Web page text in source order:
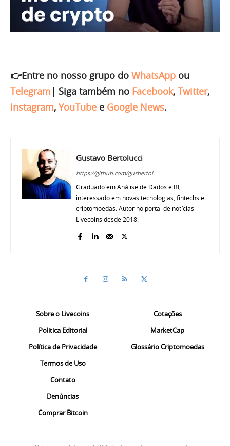
👉Entre no nosso grupo do WhatsApp ou
Telegram | Siga também no Facebook, Twitter,
Instagram, YouTube e Google News.
Gustavo Bertolucci
https://github.com/gusbertol
Graduado em Análise de Dados e BI,
interessado em novas tecnologias, fintechs e
criptomoedas. Autor no portal de notícias
Livecoins desde 2018.
Sobre o Livecoins
Politica Editorial
Política de Privacidade
Termos de Uso
Contato
Denúncias
Comprar Bitcoin
Cotações
MarketCap
Glossário Criptomoedas